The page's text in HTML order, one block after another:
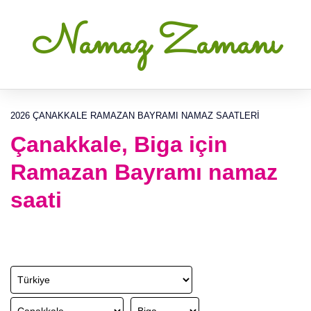
Namaz Zamanı
2026 ÇANAKKALE RAMAZAN BAYRAMI NAMAZ SAATLERI
Çanakkale, Biga için
Ramazan Bayramı namaz
saati